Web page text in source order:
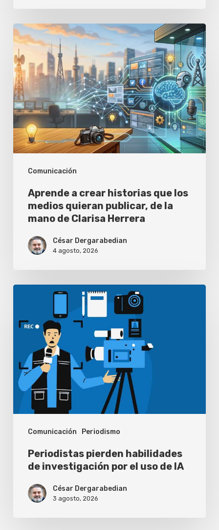
Comunicación
Aprende
crear
historias
que
los
medios
quieran
publicar,
mano
Clarisa
Herrera
Aprende a crear historias que los
medios quieran publicar, de la
mano de Clarisa Herrera
César Dergarabedian
4 agosto, 2026
Comunicación Periodismo
Periodistas
habilidades
investigación
por
el
de
Periodistas pierden habilidades
de investigación por el uso de IA
César Dergarabedian
3 agosto, 2026